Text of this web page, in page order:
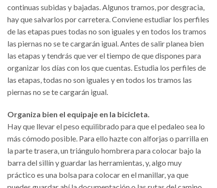
continuas subidas y bajadas. Algunos tramos, por desgracia,
hay que salvarlos por carretera. Conviene estudiar los perfiles
de las etapas pues todas no son iguales y en todos los tramos
las piernas no se te cargarán igual. Antes de salir planea bien
las etapas y tendrás que ver el tiempo de que dispones para
organizar los días con los que cuentas. Estudia los perfiles de
las etapas, todas no son iguales y en todos los tramos las
piernas no se te cargarán igual.
Organiza bien el equipaje en la bicicleta.
Hay que llevar el peso equilibrado para que el pedaleo sea lo
más cómodo posible. Para ello hazte con alforjas o parrilla en
la parte trasera, un triángulo hombrera para colocar bajo la
barra del sillín y guardar las herramientas, y, algo muy
práctico es una bolsa para colocar en el manillar, ya que